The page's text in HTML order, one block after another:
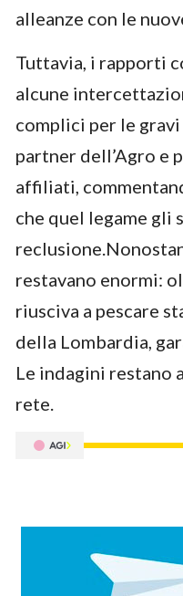
alleanze con le
Tuttavia, i rapporti
alcune
complici per le
partner dell’Agro e
affiliati,
che quel legame gli
restavano enormi:
riusciva a pescare
della Lombardia,
Le indagini
rete.